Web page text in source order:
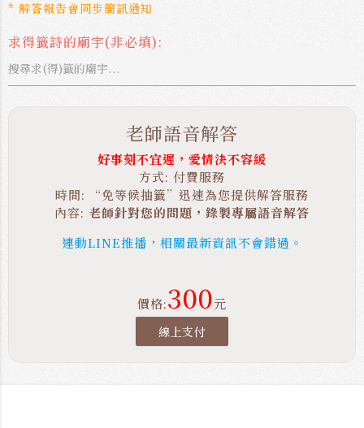
* 解答報告會同步簡訊通知
求得籤詩的廟宇(非必填):
老師語音解答
好事刻不宜遲，愛情決不容緩
方式: 付費服務
時間: “免等候抽籤”迅速為您提供解答服務
內容: 老師針對您的問題，錄製專屬語音解答
連動LINE推播，相關最新資訊不會錯過。
價格:300元
線上支付